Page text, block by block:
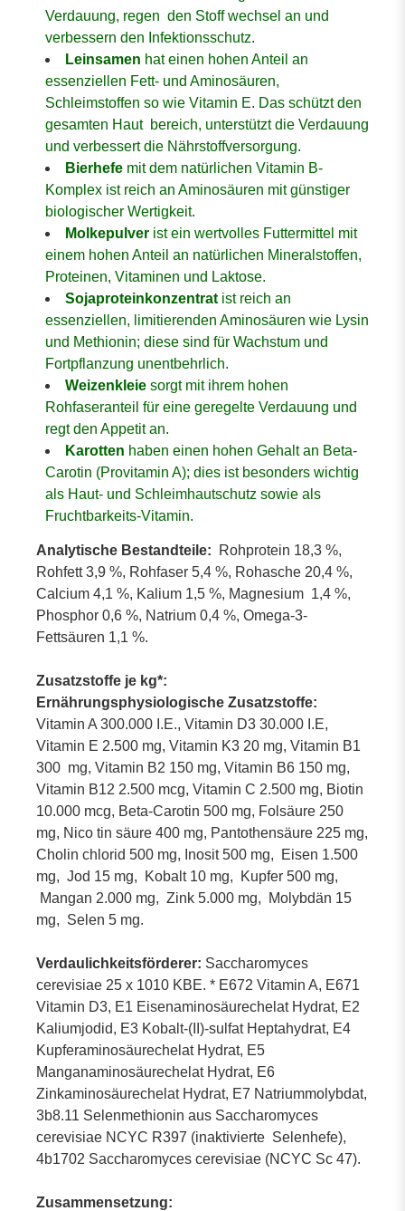
Verdauung, regen den Stoff wechsel an und
verbessern den Infektionsschutz.
Leinsamen hat einen hohen Anteil an
essenziellen Fett- und Aminosäuren,
Schleimstoffen so wie Vitamin E. Das schützt den
gesamten Haut bereich, unterstützt die Verdauung
und verbessert die Nährstoffversorgung.
Bierhefe mit dem natürlichen Vitamin B-
Komplex ist reich an Aminosäuren mit günstiger
biologischer Wertigkeit.
Molkepulver ist ein wertvolles Futtermittel mit
einem hohen Anteil an natürlichen Mineralstoffen,
Proteinen, Vitaminen und Laktose.
Sojaproteinkonzentrat ist reich an
essenziellen, limitierenden Aminosäuren wie Lysin
und Methionin; diese sind für Wachstum und
Fortpflanzung unentbehrlich.
Weizenkleie sorgt mit ihrem hohen
Rohfaseranteil für eine geregelte Verdauung und
regt den Appetit an.
Karotten haben einen hohen Gehalt an Beta-
Carotin (Provitamin A); dies ist besonders wichtig
als Haut- und Schleimhautschutz sowie als
Fruchtbarkeits-Vitamin.
Analytische Bestandteile:
Rohprotein 18,3 %,
Rohfett 3,9 %, Rohfaser 5,4 %, Rohasche 20,4 %,
Calcium 4,1 %, Kalium 1,5 %, Magnesium 1,4 %,
Phosphor 0,6 %, Natrium 0,4 %, Omega-3-
Fettsäuren 1,1 %.
Zusatzstoffe je kg*:
Ernährungsphysiologische Zusatzstoffe:
Vitamin A 300.000 I.E., Vitamin D3 30.000 I.E,
Vitamin E 2.500 mg, Vitamin K3 20 mg, Vitamin B1
300 mg, Vitamin B2 150 mg, Vitamin B6 150 mg,
Vitamin B12 2.500 mcg, Vitamin C 2.500 mg, Biotin
10.000 mcg, Beta-Carotin 500 mg, Folsäure 250
mg, Nico tin säure 400 mg, Pantothensäure 225 mg,
Cholin chlorid 500 mg, Inosit 500 mg, Eisen 1.500
mg, Jod 15 mg, Kobalt 10 mg, Kupfer 500 mg,
Mangan 2.000 mg, Zink 5.000 mg, Molybdän 15
mg, Selen 5 mg.
Verdaulichkeitsförderer: Saccharomyces
cerevisiae 25 x 1010 KBE. * E672 Vitamin A, E671
Vitamin D3, E1 Eisenaminosäurechelat Hydrat, E2
Kaliumjodid, E3 Kobalt-(II)-sulfat Heptahydrat, E4
Kupferaminosäurechelat Hydrat, E5
Manganaminosäurechelat Hydrat, E6
Zinkaminosäurechelat Hydrat, E7 Natriummolybdat,
3b8.11 Selenmethionin aus Saccharomyces
cerevisiae NCYC R397 (inaktivierte Selenhefe),
4b1702 Saccharomyces cerevisiae (NCYC Sc 47).
Zusammensetzung: